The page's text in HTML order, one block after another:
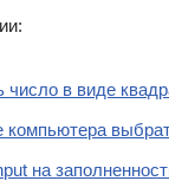
число в виде
компьютера
на